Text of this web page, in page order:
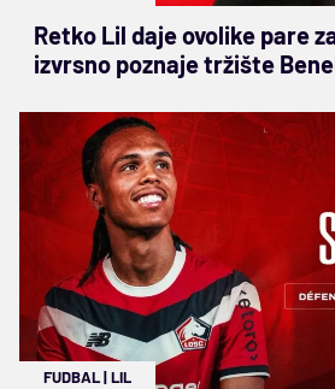
Retko Lil daje ovolike pare
izvrsno poznaje tržište
FUDBAL|LIL